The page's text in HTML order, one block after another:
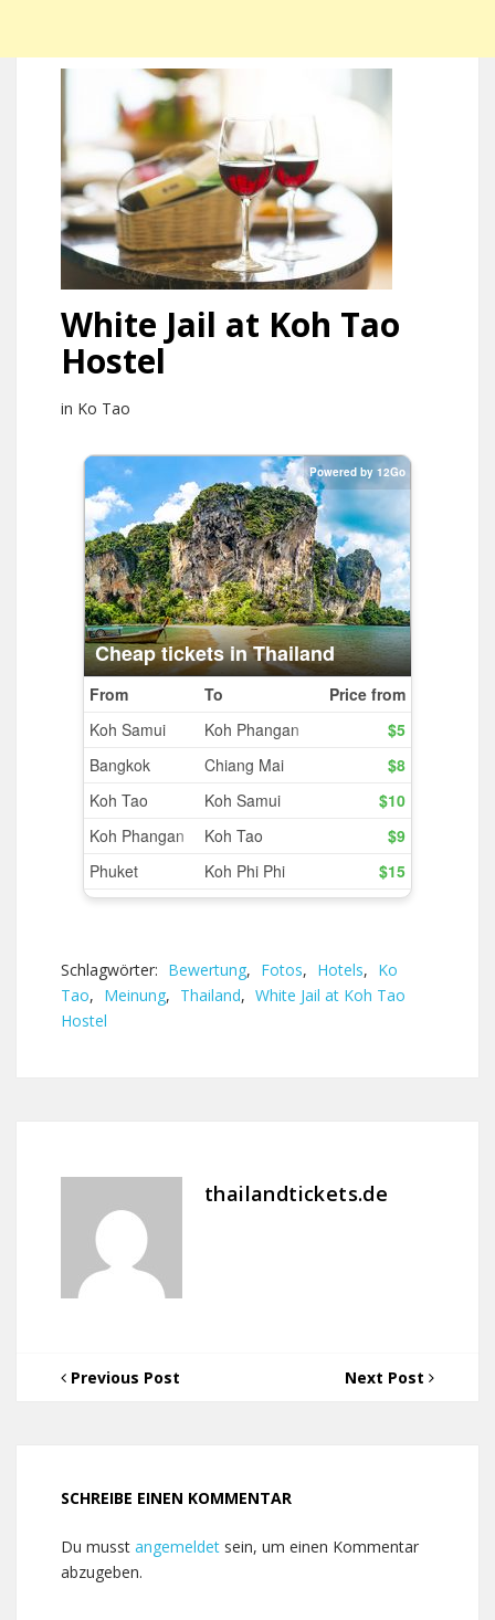
White Jail at Koh Tao
Hostel
in Ko Tao
Schlagwörter: Bewertung, Fotos, Hotels, Ko
Tao, Meinung, Thailand, White Jail at Koh Tao
Hostel
thailandtickets.de
Previous Post Next Post
SCHREIBE EINEN KOMMENTAR
Du musst angemeldet sein, um einen Kommentar
abzugeben.